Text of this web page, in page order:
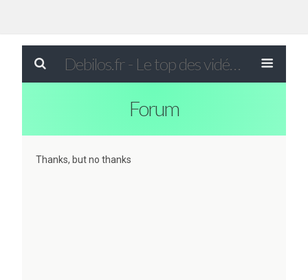
Debilos.fr - Le top des vidéos drôles du WEB !
Forum
Thanks, but no thanks